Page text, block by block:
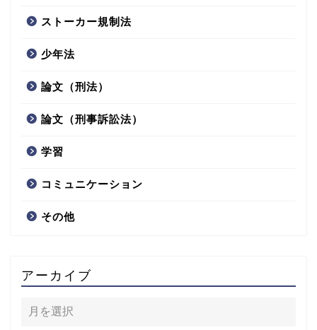
ストーカー規制法
少年法
論文（刑法）
論文（刑事訴訟法）
学習
コミュニケーション
その他
アーカイブ